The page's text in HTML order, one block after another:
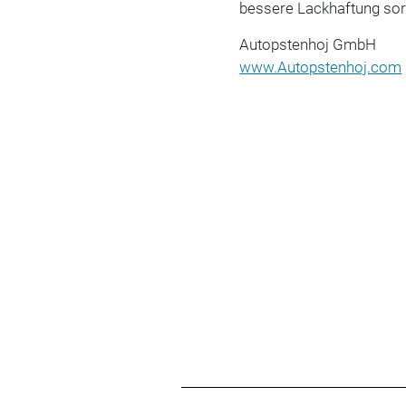
bessere Lackhaftung
Autopstenhoj GmbH
www.Autopstenhoj.com